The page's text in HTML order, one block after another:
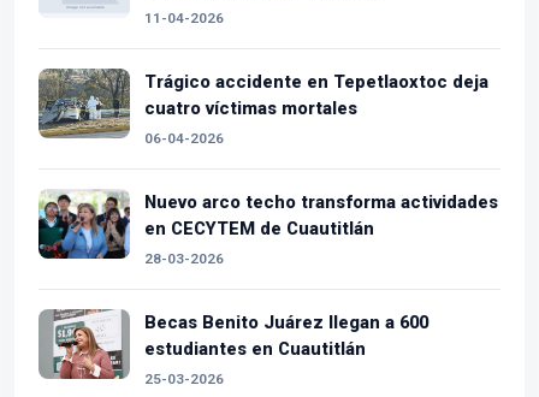
11-04-2026
Trágico accidente en Tepetlaoxtoc deja
cuatro víctimas mortales
06-04-2026
Nuevo arco techo transforma actividades
en CECYTEM de Cuautitlán
28-03-2026
Becas Benito Juárez llegan a 600
estudiantes en Cuautitlán
25-03-2026